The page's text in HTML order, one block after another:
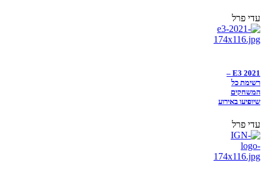
עדי פרל
E3 2021 –
רשימת כל
המשחקים
שיופיעו באירוע
עדי פרל